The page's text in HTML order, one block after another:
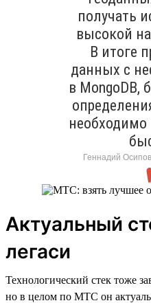
получать
высокой
В итоге
данных с
в MongoDB,
Геннадий
Актуальный
легаси
Технологический стек тоже
но в целом по МТС он